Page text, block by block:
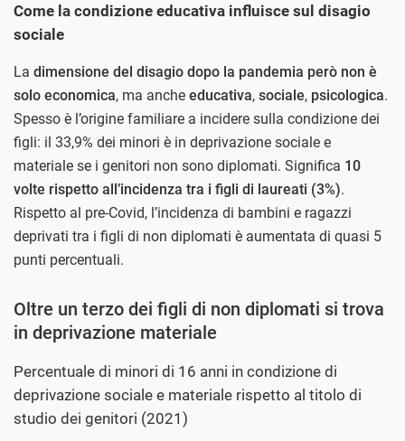
Come la condizione educativa influisce sul disagio
sociale
La dimensione del disagio dopo la pandemia però non è
solo economica, ma anche educativa, sociale, psicologica.
Spesso è l’origine familiare a incidere sulla condizione dei
figli: il 33,9% dei minori è in deprivazione sociale e
materiale se i genitori non sono diplomati. Significa 10
volte rispetto all’incidenza tra i figli di laureati (3%).
Rispetto al pre-Covid, l’incidenza di bambini e ragazzi
deprivati tra i figli di non diplomati è aumentata di quasi 5
punti percentuali.
Oltre un terzo dei figli di non diplomati si trova
in deprivazione materiale
Percentuale di minori di 16 anni in condizione di
deprivazione sociale e materiale rispetto al titolo di
studio dei genitori (2021)